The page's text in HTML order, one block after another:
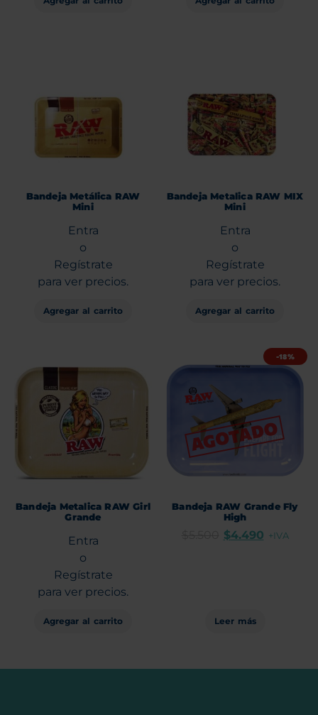
Bandeja Metálica RAW
Mini
Entra
o
Regístrate
para ver precios.
Agregar al carrito
Bandeja Metalica RAW MIX
Mini
Entra
o
Regístrate
para ver precios.
Agregar al carrito
Bandeja Metalica RAW Girl
Grande
Entra
o
Regístrate
para ver precios.
Agregar al carrito
-18%
Bandeja RAW Grande Fly
High
$4.490 +IVA
Leer más